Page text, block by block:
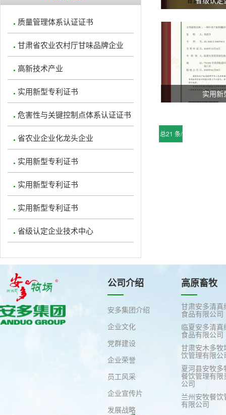
实用新
总21 条/
质量管理体系认证证书
甘肃省农业农村厅甘味品牌企业
高新技术产业
实用新型专利证书
危害性与关键控制点体系认证证书
省农业企业化龙头企业
实用新型专利证书
实用新型专利证书
实用新型专利证书
省级认定企业技术中心
公司介绍
安多集团介绍
企业文化
党群建设
企业荣誉
员工风采
企业宣传片
发展战略
高原畜牧
甘肃安多清真
食品有限公司
临夏安多清真
食品有限公司
甘肃安木多牧
饮管理有限公
夏河县安牧多
餐饮管理有限
公司
兰州安牧餐饮
有限公司